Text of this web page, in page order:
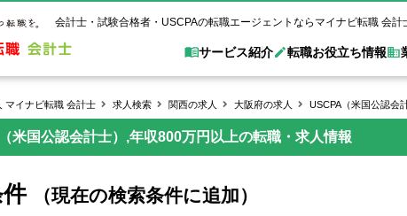
会計士・試験合格者・USCPAの転職エージェントならマイナビ転職 会計
サービス紹介
マイナビ転職 会計士とは？ Web面談サービス
転職お役立ち情報
年齢別転職ポイント 女性会計士の転職
受験資格・申し込み手順
公認会計士
マイナビ転職 会計士 求人検索 関西の求人 大阪府の求人 USCPA（米国公認会
米国公認会計士）,年収800万円以上の転職・求人情報
（現在の検索条件に追加）